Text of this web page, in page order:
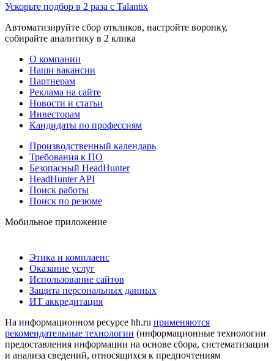
Ускорьте подбор в 2 раза с Talantix
Автоматизируйте сбор откликов, настройте воронку,
собирайте аналитику в 2 клика
О компании
Наши вакансии
Партнерам
Реклама на сайте
Новости и статьи
Инвесторам
Кандидаты по профессиям
Производственный календарь
Требования к ПО
Безопасный HeadHunter
HeadHunter API
Поиск работы
Поиск по резюме
Мобильное приложение
Этика и комплаенс
Оказание услуг
Использование сайтов
Защита персональных данных
ИТ аккредитация
На информационном ресурсе hh.ru применяются
рекомендательные технологии (информационные технологии
предоставления информации на основе сбора, систематизации
и анализа сведений, относящихся к предпочтениям